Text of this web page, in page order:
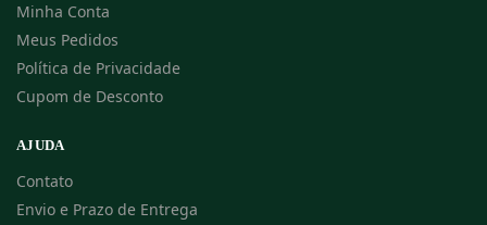
Minha Conta
Meus Pedidos
Política de Privacidade
Cupom de Desconto
AJUDA
Contato
Envio e Prazo de Entrega